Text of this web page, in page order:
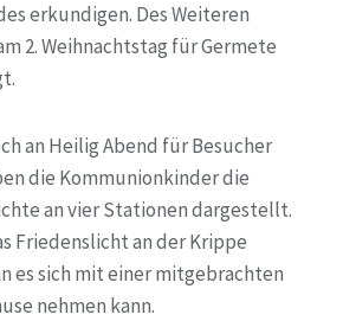
erkundigen. Des Weiteren
2. Weihnachtstag für Germete
an Heilig Abend für Besucher
die Kommunionkinder die
an vier Stationen dargestellt.
Friedenslicht an der Krippe
es sich mit einer mitgebrachten
nehmen kann.